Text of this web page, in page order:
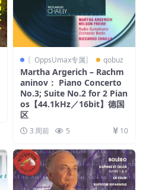
〖OppsUmax专属〗 qobuz
Martha Argerich – Rachm
aninov： Piano Concerto
No.3; Suite No.2 for 2 Pian
os【44.1kHz／16bit】德国
区
3 周前 5 10